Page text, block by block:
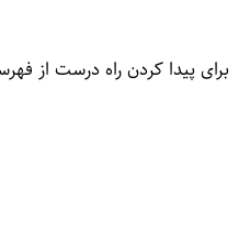
برای پیدا کردن راه درست از